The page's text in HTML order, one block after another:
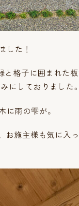
した！
格子に囲まれた
にしておりました。
雨の雫が。
施主様も気に入